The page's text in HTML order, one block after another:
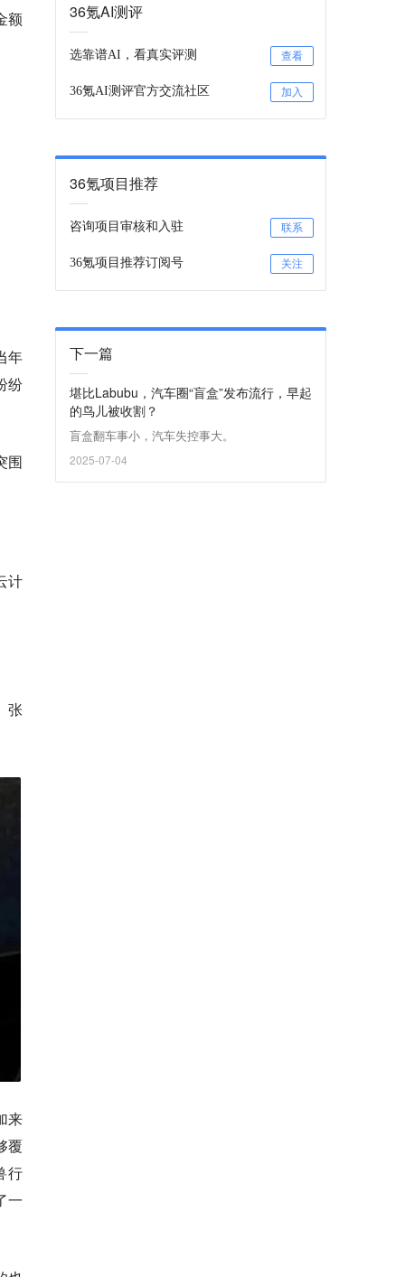
额
年
纷
围
计
张
来
覆
行
一
36氪AI测评
选靠谱AI，看真实评测 查看
36氪AI测评官方交流社区 加入
36氪项目推荐
咨询项目审核和入驻 联系
36氪项目推荐订阅号 关注
下一篇
堪比Labubu，汽车圈“盲盒”发布流行，早起
的鸟儿被收割？
​盲盒翻车事小，汽车失控事大。
2025-07-04